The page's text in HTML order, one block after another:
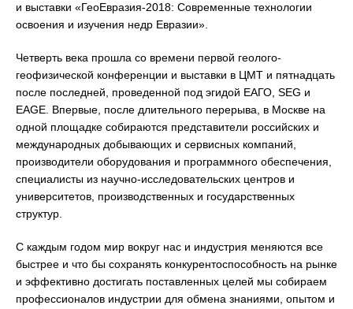
и выставки «ГеоЕвразия-2018: Современные технологии
освоения и изучения недр Евразии».
Четверть века прошла со времени первой геолого-
геофизической конференции и выставки в ЦМТ и пятнадцать
после последней, проведенной под эгидой ЕАГО, SEG и
EAGE. Впервые, после длительного перерыва, в Москве на
одной площадке собираются представители российских и
международных добывающих и сервисных компаний,
производители оборудования и программного обеспечения,
специалисты из научно-исследовательских центров и
университетов, производственных и государственных
структур.
С каждым годом мир вокруг нас и индустрия меняются все
быстрее и что бы сохранять конкурентоспособность на рынке
и эффективно достигать поставленных целей мы собираем
профессионалов индустрии для обмена знаниями, опытом и